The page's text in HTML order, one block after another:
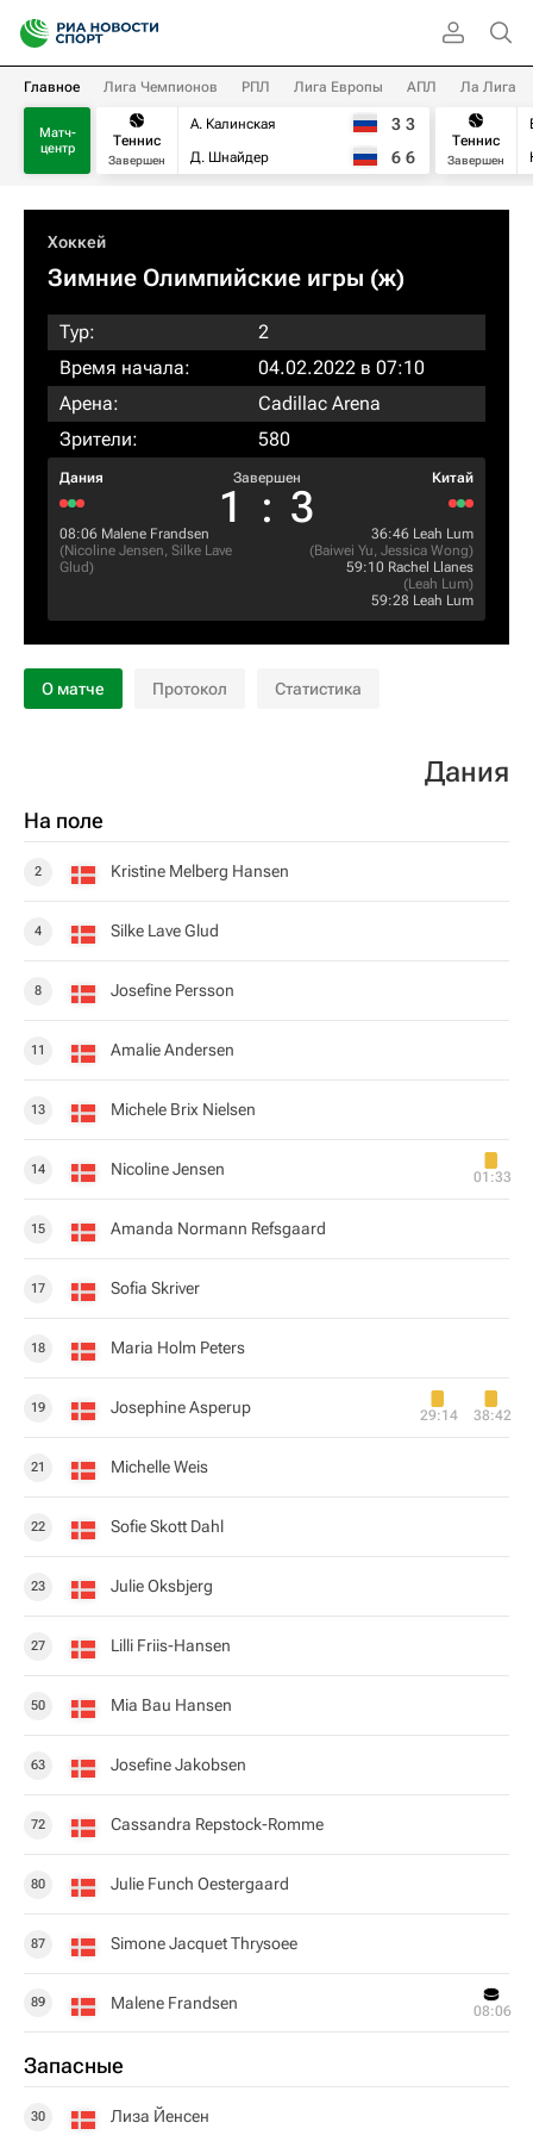
Главное Лига Чемпионов РПЛ Лига Европы АПЛ Ла Лига
Матч-
центр
Теннис
Завершен
А. Калинская
Д. Шнайдер
3 3
6 6
Теннис
Завершен
Хоккей
Зимние Олимпийские игры (ж)
Тур:
2
Время начала:
04.02.2022 в 07:10
Арена:
Cadillac Arena
Зрители:
580
Дания Завершен
1 : 3
Китай
08:06 Malene Frandsen
(Nicoline Jensen, Silke Lave
Glud)
36:46 Leah Lum
(Baiwei Yu, Jessica Wong)
59:10 Rachel Llanes
(Leah Lum)
59:28 Leah Lum
О матче Протокол Статистика
Дания
На поле
2 Kristine Melberg Hansen
4 Silke Lave Glud
8 Josefine Persson
11 Amalie Andersen
13 Michele Brix Nielsen
14 Nicoline Jensen 01:33
15 Amanda Normann Refsgaard
17 Sofia Skriver
18 Maria Holm Peters
19 Josephine Asperup 29:14 38:42
21 Michelle Weis
22 Sofie Skott Dahl
23 Julie Oksbjerg
27 Lilli Friis-Hansen
50 Mia Bau Hansen
63 Josefine Jakobsen
72 Cassandra Repstock-Romme
80 Julie Funch Oestergaard
87 Simone Jacquet Thrysoee
89 Malene Frandsen 08:06
Запасные
30 Лиза Йенсен